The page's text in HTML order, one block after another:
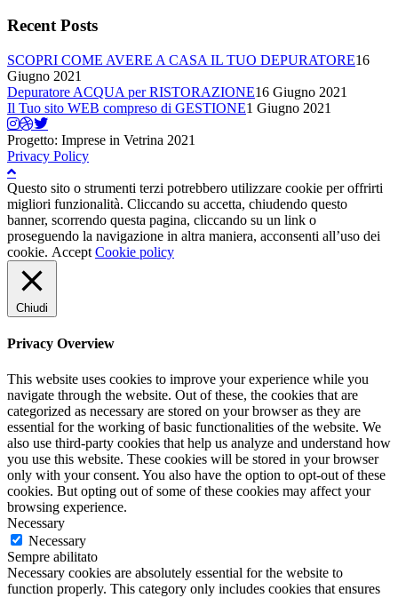
Recent Posts
SCOPRI COME AVERE A CASA IL TUO DEPURATORE16
Giugno 2021
Depuratore ACQUA per RISTORAZIONE16 Giugno 2021
Il Tuo sito WEB compreso di GESTIONE1 Giugno 2021
Progetto: Imprese in Vetrina 2021
Privacy Policy
Questo sito o strumenti terzi potrebbero utilizzare cookie per offrirti
migliori funzionalità. Cliccando su accetta, chiudendo questo
banner, scorrendo questa pagina, cliccando su un link o
proseguendo la navigazione in altra maniera, acconsenti all’uso dei
cookie. Accept Cookie policy
Chiudi
Privacy Overview
This website uses cookies to improve your experience while you
navigate through the website. Out of these, the cookies that are
categorized as necessary are stored on your browser as they are
essential for the working of basic functionalities of the website. We
also use third-party cookies that help us analyze and understand how
you use this website. These cookies will be stored in your browser
only with your consent. You also have the option to opt-out of these
cookies. But opting out of some of these cookies may affect your
browsing experience.
Necessary
Necessary
Sempre abilitato
Necessary cookies are absolutely essential for the website to
function properly. This category only includes cookies that ensures